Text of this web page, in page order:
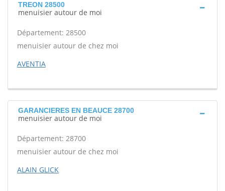
TREON 28500
menuisier autour de moi
Département: 28500
menuisier autour de chez moi
AVENTIA
GARANCIERES EN BEAUCE 28700
menuisier autour de moi
Département: 28700
menuisier autour de chez moi
ALAIN GLICK